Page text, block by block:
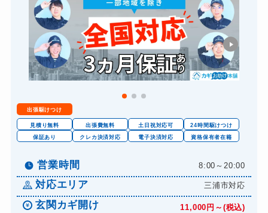
出張駆けつけ
見積り無料 出張費無料 土日祝対応可
24時間駆けつけ
保証あり
クレカ決済対応 電子決済対応 資格保有者在籍
営業時間 8:00～20:00
対応エリア 三浦市対応
玄関カギ開け 11,000円～(税込)